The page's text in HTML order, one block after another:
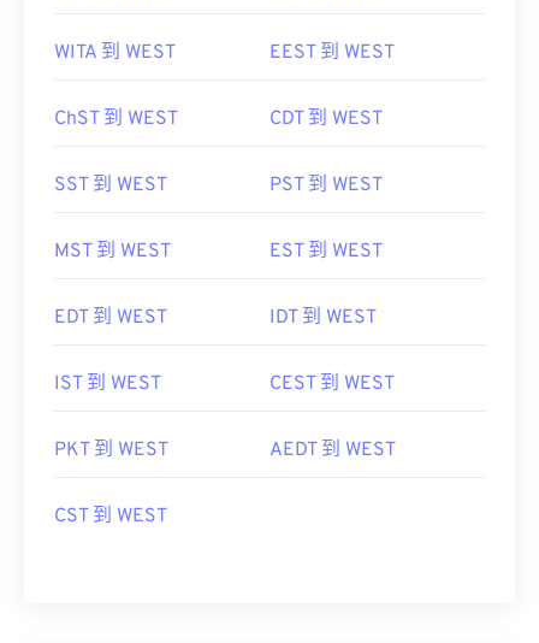
WITA 到 WEST EEST 到 WEST
ChST 到 WEST CDT 到 WEST
SST 到 WEST PST 到 WEST
MST 到 WEST EST 到 WEST
EDT 到 WEST IDT 到 WEST
IST 到 WEST CEST 到 WEST
PKT 到 WEST AEDT 到 WEST
CST 到 WEST